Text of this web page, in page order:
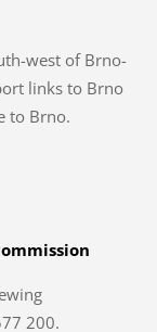
west of Brno-
links to Brno
to Brno.
200.